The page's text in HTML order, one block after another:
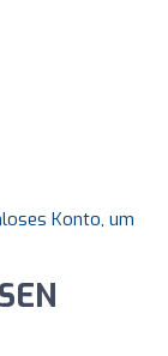
Konto, um